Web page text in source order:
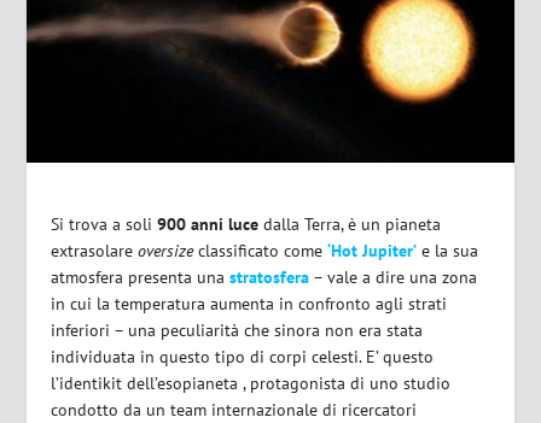
Si trova a soli900 anni luce dalla Terra, è un pianeta
extrasolareoversizeclassificato come‘Hot Jupiter’ e la sua
atmosfera presenta unastratosfera – vale a dire una zona
in cui la temperatura aumenta in confronto agli strati
inferiori – una peculiarità che sinora non era stata
individuata in questo tipo di corpi celesti. E’ questo
l’identikit dell’esopianeta , protagonista di uno studio
condotto da un team internazionale di ricercatori